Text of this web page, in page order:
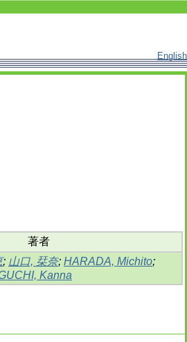
English
著者
; 山口, 栞奈; HARADA, Michito;
Kanna